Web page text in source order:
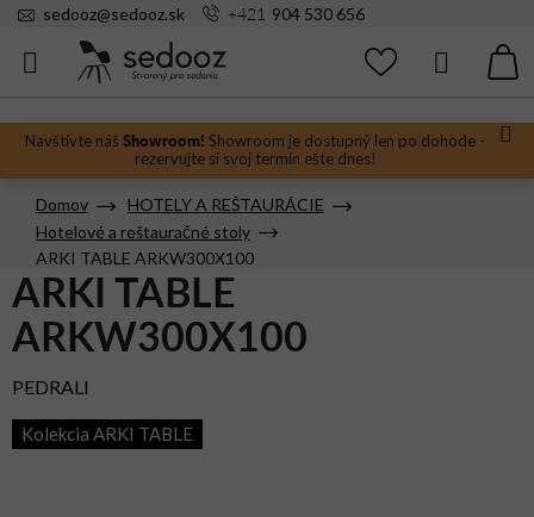
Prejsť
Navštívte náš Showroom! Showroom je dostupný len po dohode -
rezervujte si svoj termín ešte dnes!
sedooz@sedooz.sk +421 904 530 656
Hľadať
Domov
HOTELY A REŠTAURÁCIE
Hotelové a reštauračné stoly
ARKI TABLE ARKW300X100
ARKI TABLE
ARKW300X100
PEDRALI
Kolekcia ARKI TABLE